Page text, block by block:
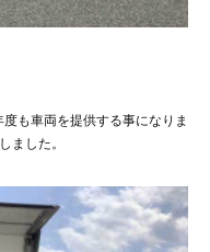
も車両を提供する事になりま
ました。